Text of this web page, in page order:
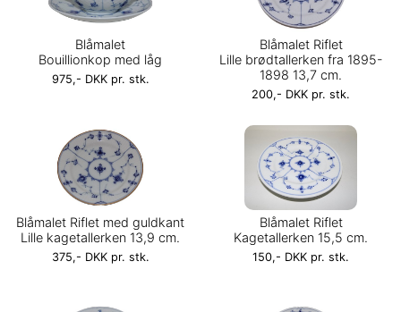
Blåmalet
Bouillionkop med låg
975,- DKK pr. stk.
Blåmalet Riflet
Lille brødtallerken fra 1895-
1898 13,7 cm.
200,- DKK pr. stk.
Blåmalet Riflet med guldkant
Lille kagetallerken 13,9 cm.
375,- DKK pr. stk.
Blåmalet Riflet
Kagetallerken 15,5 cm.
150,- DKK pr. stk.